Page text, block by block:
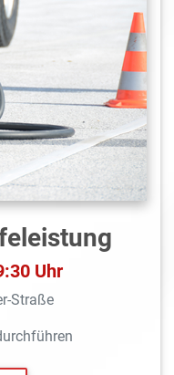
Uhr
Straße